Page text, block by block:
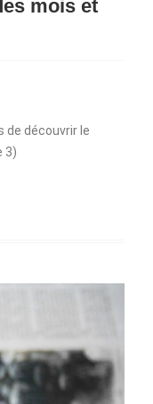
mois et
de découvrir le
3)